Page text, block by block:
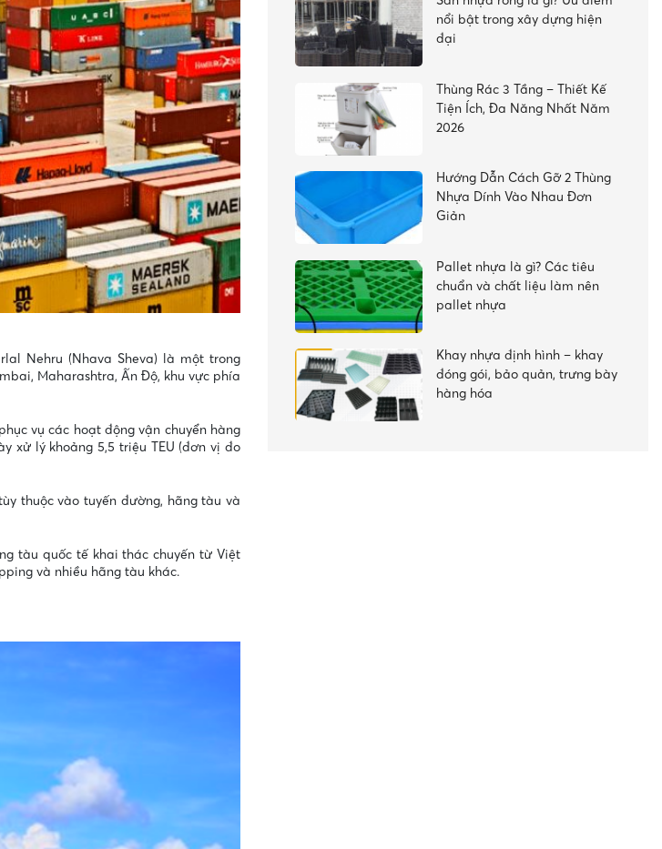
Nehru (Nhava Sheva) là một trong
Maharashtra, Ấn Độ, khu vực phía
vụ các hoạt động vận chuyển hàng
xử lý khoảng 5,5 triệu TEU (đơn vị đo
thuộc vào tuyến đường, hãng tàu và
tàu quốc tế khai thác chuyến từ Việt
và nhiều hãng tàu khác.
nổi bật trong xây dựng hiện
đại
Thùng Rác 3 Tầng – Thiết Kế
Tiện Ích, Đa Năng Nhất Năm
2026
Hướng Dẫn Cách Gỡ 2 Thùng
Nhựa Dính Vào Nhau Đơn
Giản
Pallet nhựa là gì? Các tiêu
chuẩn và chất liệu làm nên
pallet nhựa
Khay nhựa định hình – khay
đóng gói, bảo quản, trưng bày
hàng hóa